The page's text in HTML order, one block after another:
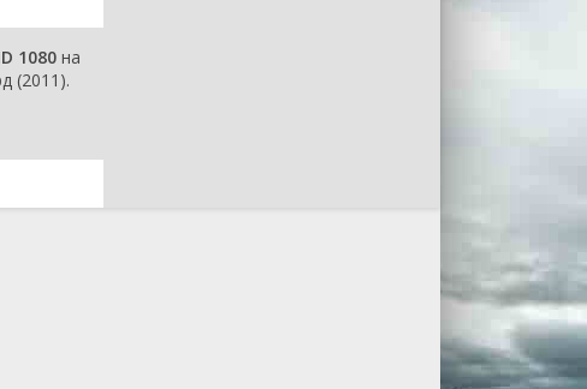
1080 на
(2011).